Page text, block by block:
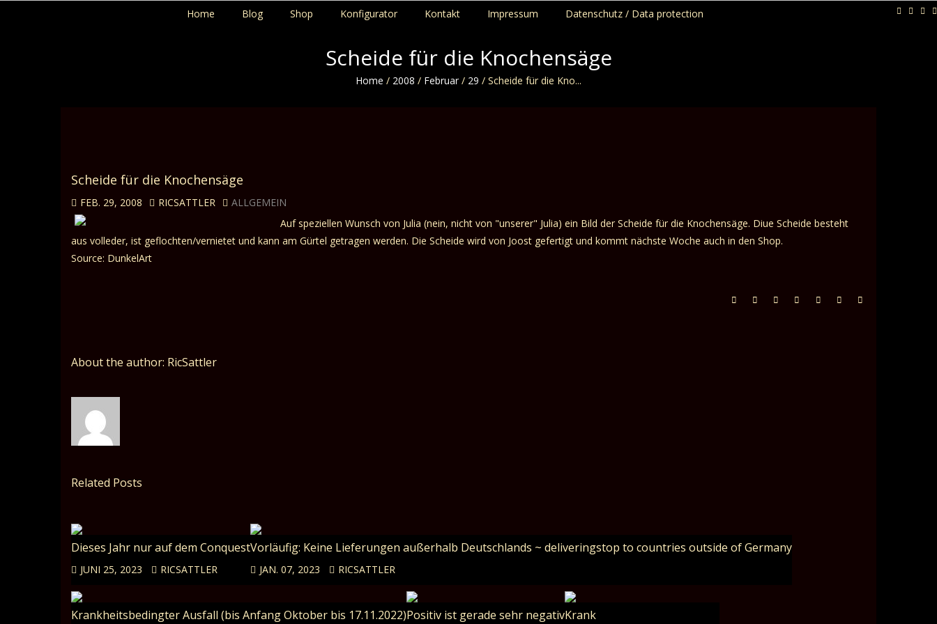
Home Blog Shop Konfigurator Kontakt Impressum Datenschutz / Data protection
Scheide für die Knochensäge
Home / 2008 / Februar / 29 / Scheide für die Kno...
Scheide für die Knochensäge
FEB. 29, 2008 RICSATTLER
ALLGEMEIN
Auf speziellen Wunsch von Julia (nein, nicht von "unserer" Julia) ein Bild der Scheide für die Knochensäge. Diue Scheide besteht
aus volleder, ist geflochten/vernietet und kann am Gürtel getragen werden. Die Scheide wird von Joost gefertigt und kommt nächste Woche auch in den Shop.
Source: DunkelArt
About the author: RicSattler
Related Posts
Dieses Jahr nur auf dem Conquest
JUNI 25, 2023 RICSATTLER
Vorläufig: Keine Lieferungen außerhalb Deutschlands ~ deliveringstop to countries outside of Germany
JAN. 07, 2023 RICSATTLER
Krankheitsbedingter Ausfall (bis Anfang Oktober bis 17.11.2022)Positiv ist gerade sehr negativKrank